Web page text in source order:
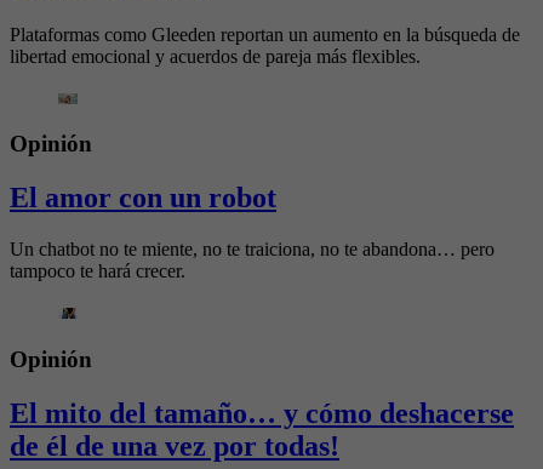
Plataformas como Gleeden reportan un aumento en la búsqueda de
libertad emocional y acuerdos de pareja más flexibles.
Opinión
El amor con un robot
Un chatbot no te miente, no te traiciona, no te abandona… pero
tampoco te hará crecer.
Opinión
El mito del tamaño… y cómo deshacerse
de él de una vez por todas!